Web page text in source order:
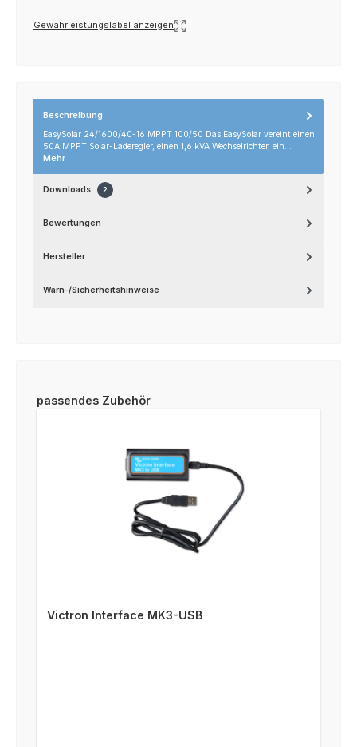
Gewährleistungslabel anzeigen
Beschreibung
EasySolar 24/1600/40-16 MPPT 100/50 Das EasySolar vereint einen
50A MPPT Solar-Laderegler, einen 1,6 kVA Wechselrichter, ein…
Mehr
Downloads 2
Bewertungen
Hersteller
Warn-/Sicherheitshinweise
Produktgalerie überspringen
passendes Zubehör
Victron Interface MK3-USB